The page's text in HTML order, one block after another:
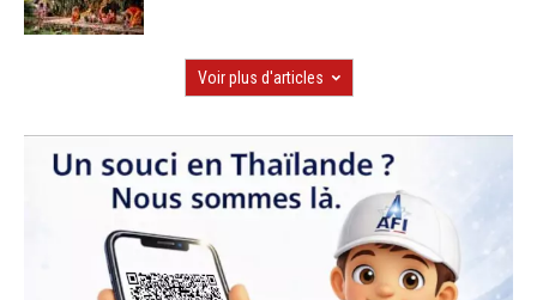
Voir plus d'articles